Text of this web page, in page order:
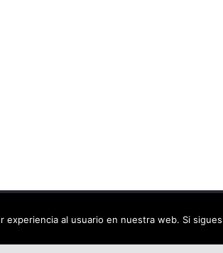
. Todos los derechos reservados.
experiencia al usuario en nuestra web. Si